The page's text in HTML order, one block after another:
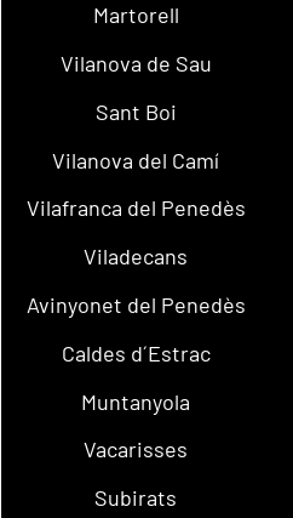
Martorell
Vilanova de Sau
Sant Boi
Vilanova del Camí
Vilafranca del Penedès
Viladecans
Avinyonet del Penedès
Caldes d´Estrac
Muntanyola
Vacarisses
Subirats